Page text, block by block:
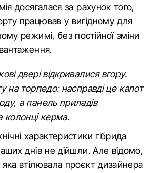
досягалася за рахунок того,
працював у вигідному для
режимі, без постійної зміни
двері відкривалися вгору.
на торпедо: насправді це капот
а панель приладів
колонці керма.
характеристики гібрида
днів не дійшли. Але відомо,
втілювала проєкт дизайнера